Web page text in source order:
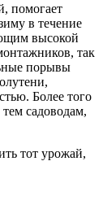
помогает
в течение
высокой
так
порывы
Более того
садоводам,
тот урожай,